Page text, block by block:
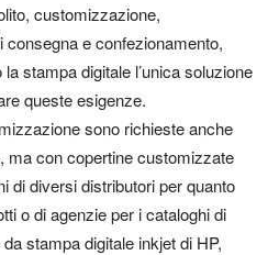
customizzazione,
e confezionamento,
stampa digitale l’unica soluzione
queste esigenze.
sono richieste anche
ma con copertine customizzate
di diversi distributori per quanto
o di agenzie per i cataloghi di
stampa digitale inkjet di HP,